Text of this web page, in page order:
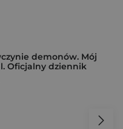
demonów. Mój
Oficjalny dziennik